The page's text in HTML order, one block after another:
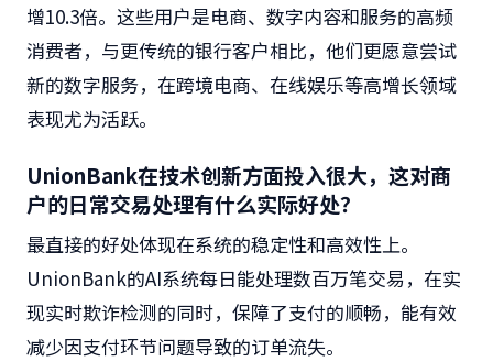
增10.3倍。这些用户是电商、数字内容和服务的高频
消费者，与更传统的银行客户相比，他们更愿意尝试
新的数字服务，在跨境电商、在线娱乐等高增长领域
表现尤为活跃。
UnionBank在技术创新方面投入很大，这对商
户的日常交易处理有什么实际好处？
最直接的好处体现在系统的稳定性和高效性上。
UnionBank的AI系统每日能处理数百万笔交易，在实
现实时欺诈检测的同时，保障了支付的顺畅，能有效
减少因支付环节问题导致的订单流失。